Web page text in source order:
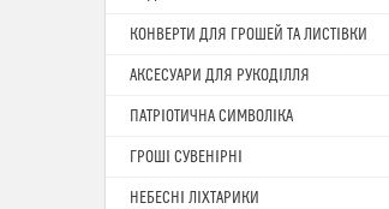
КОНВЕРТИ ДЛЯ ГРОШЕЙ ТА ЛИСТІВКИ
АКСЕСУАРИ ДЛЯ РУКОДІЛЛЯ
ПАТРІОТИЧНА СИМВОЛІКА
ГРОШІ СУВЕНІРНІ
НЕБЕСНІ ЛІХТАРИКИ